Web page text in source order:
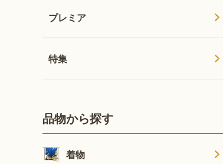
プレミア
特集
品物から探す
着物